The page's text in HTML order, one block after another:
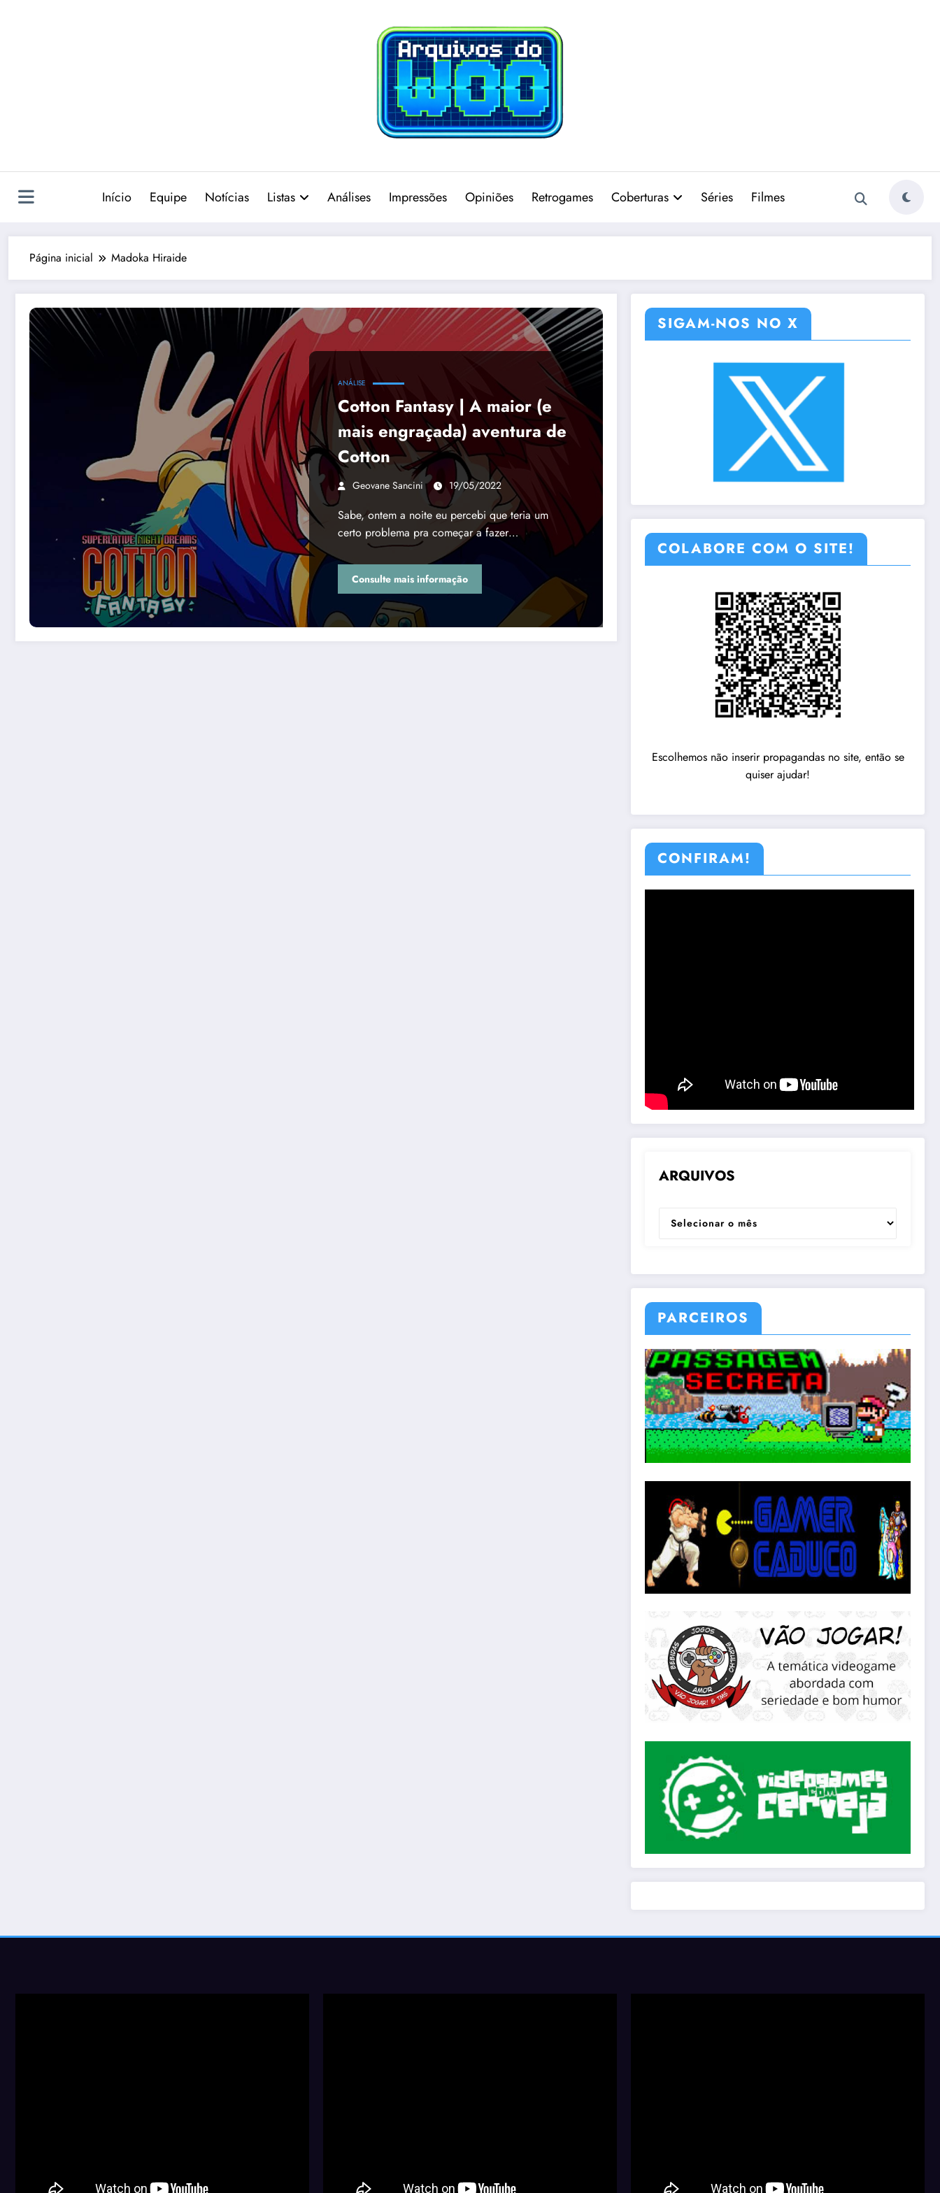
Início Equipe Notícias Listas Análises Impressões Opiniões Retrogames Coberturas Séries Filmes
Página inicial Madoka Hiraide
ANÁLISE
Cotton Fantasy | A maior (e
mais engraçada) aventura de
Cotton
Geovane Sancini 19/05/2022
Sabe, ontem a noite eu percebi que teria um
certo problema pra começar a fazer…
Consulte mais informação
SIGAM-NOS NO X
COLABORE COM O SITE!
Escolhemos não inserir propagandas no site, então se
quiser ajudar!
CONFIRAM!
ARQUIVOS
ARQUIVOS
PARCEIROS